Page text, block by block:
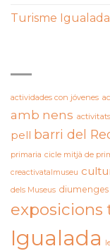
Turisme Igualada
actividades con jóvenes
amb nens
pell barri del
primaria cicle mitjà de
creactivatalmuseu
dels Museus
exposicions
Igualada